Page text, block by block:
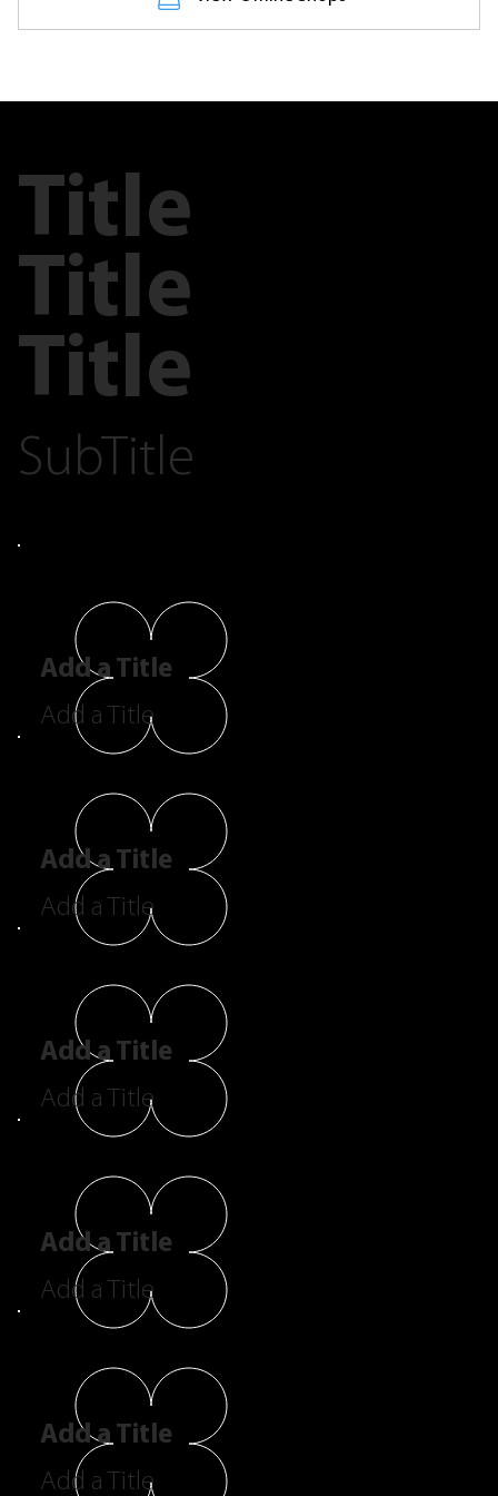
Title
Title
Title
SubTitle
Add a Title
Add a Title
Add a Title
Add a Title
Add a Title
Add a Title
Add a Title
Add a Title
Add a Title
Add a Title